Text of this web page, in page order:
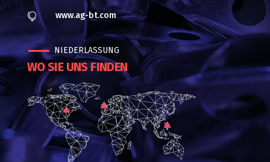
 www.ag-bt.com
NIEDERLASSUNG
WO SIE UNS FINDEN